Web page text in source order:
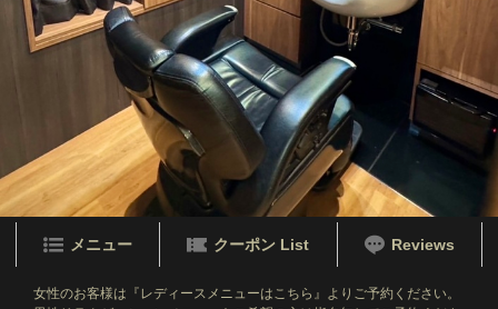
メニュー クーポン List Reviews
女性のお客様は『レディースメニューはこちら』よりご予約ください。